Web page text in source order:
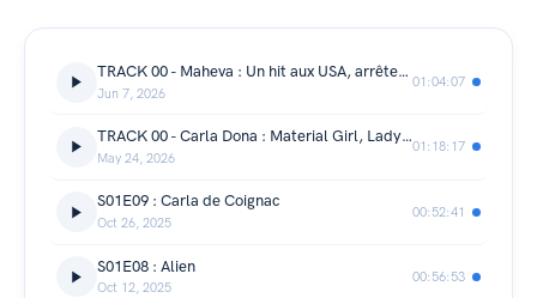
TRACK 00 - Maheva : Un hit aux USA, arrêter les études avant la fin ?(S2E02)
Jun 7, 2026
01:04:07
TRACK 00 - Carla Dona : Material Girl, Lady Gaga et son meilleur concert, la Star Academy...
May 24, 2026
01:18:17
S01E09 : Carla de Coignac
Oct 26, 2025
00:52:41
S01E08 : Alien
Oct 12, 2025
00:56:53